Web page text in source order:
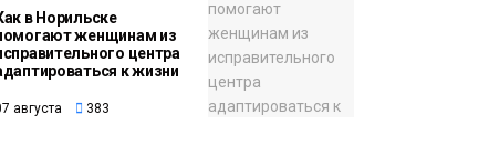
в Норильске
женщинам из
центра
к жизни
августа 383